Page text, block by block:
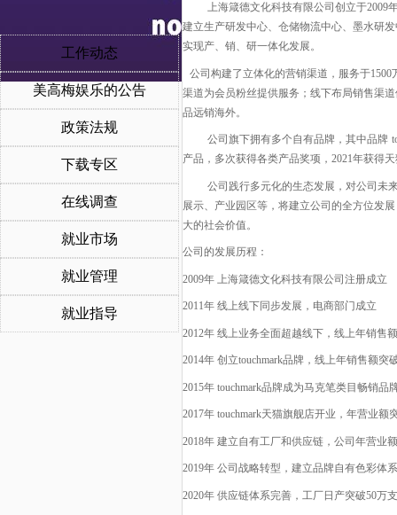
工作动态
美高梅娱乐的公告
政策法规
下载专区
在线调查
就业市场
就业管理
就业指导
上海箴德文化科技有限公司创立于2009
建立生产研发中心、仓储物流中心、墨水研
实现产、销、研一体化发展。
公司构建了立体化的营销渠道，服务于1500
渠道为会员粉丝提供服务；线下布局销售渠
品远销海外。
公司旗下拥有多个自有品牌，其中品牌
产品，多次获得各类产品奖项， 2021年获得
公司践行多元化的生态发展，对公司未
展示、产业园区等，将建立公司的全方位发
大的社会价值。
公司的发展历程：
2009年 上海箴德文化科技有限公司注册成立
2011年 线上线下同步发展，电商部门成立
2012年 线上业务全面超越线下，线上年销售
2014年 创立touchmark品牌，线上年销售额突
2015年 touchmark品牌成为马克笔类目畅销品
2017年 touchmark天猫旗舰店开业，年营业额
2018年 建立自有工厂和供应链，公司年营业
2019年 公司战略转型，建立品牌自有色彩体
2020年 供应链体系完善，工厂日产突破50万